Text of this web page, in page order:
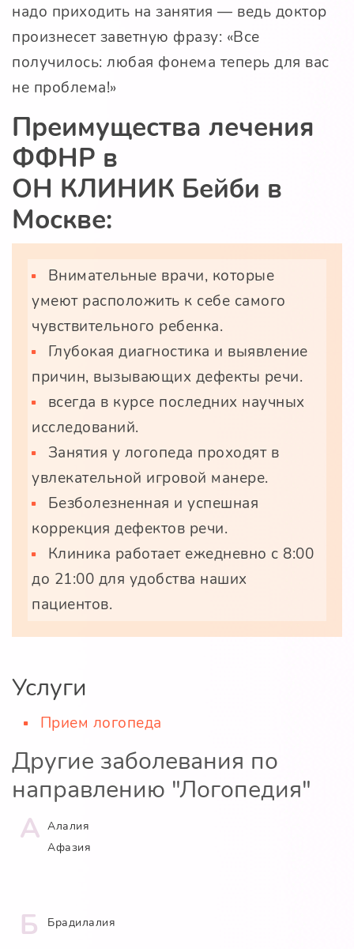
надо приходить на занятия — ведь доктор
произнесет заветную фразу: «Все
получилось: любая фонема теперь для вас
не проблема!»
Преимущества лечения
ФФНР в
ОН КЛИНИК Бейби в
Москве:
Внимательные врачи, которые
умеют расположить к себе самого
чувствительного ребенка.
Глубокая диагностика и выявление
причин, вызывающих дефекты речи.
всегда в курсе последних научных
исследований.
Занятия у логопеда проходят в
увлекательной игровой манере.
Безболезненная и успешная
коррекция дефектов речи.
Клиника работает ежедневно с 8:00
до 21:00 для удобства наших
пациентов.
Услуги
Прием логопеда
Другие заболевания по
направлению "Логопедия"
А Алалия
Афазия
Б Брадилалия